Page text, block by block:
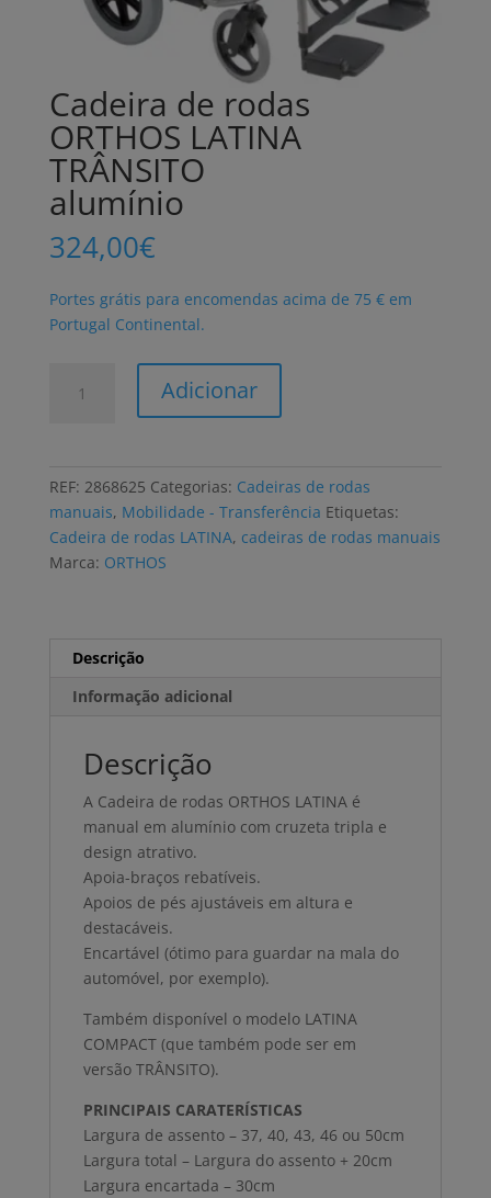
Cadeira de rodas
ORTHOS LATINA
TRÂNSITO
alumínio
324,00€
Portes grátis para encomendas acima de 75 € em
Portugal Continental.
ORTHOS
LATINA
Adicionar
REF: 2868625 Categorias: Cadeiras de rodas
manuais, Mobilidade - Transferência Etiquetas:
Cadeira de rodas LATINA, cadeiras de rodas manuais
Marca: ORTHOS
Descrição
Informação adicional
Descrição
A Cadeira de rodas ORTHOS LATINA é
manual em alumínio com cruzeta tripla e
design atrativo.
Apoia-braços rebatíveis.
Apoios de pés ajustáveis em altura e
destacáveis.
Encartável (ótimo para guardar na mala do
automóvel, por exemplo).
Também disponível o modelo LATINA
COMPACT (que também pode ser em
versão TRÂNSITO).
PRINCIPAIS CARATERÍSTICAS
Largura de assento – 37, 40, 43, 46 ou 50cm
Largura total – Largura do assento + 20cm
Largura encartada – 30cm